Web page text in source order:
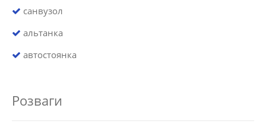
санвузол
альтанка
автостоянка
Розваги